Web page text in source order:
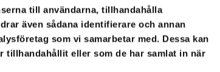
till användarna, tillhandahålla
även sådana identifierare och annan
som vi samarbetar med. Dessa kan
tillhandahållit eller som de har samlat in när
Sida 1 av 1